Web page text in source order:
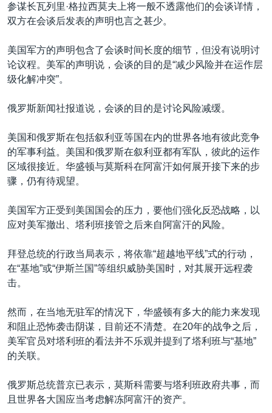
GEN Z 看美国
参谋长瓦列里·格拉西莫夫上将一般不透露他们的会谈详情，
双方在会谈后发表的声明也言之甚少。
美国军方的声明包含了会谈时间长度的细节，但没有说明讨
论议程。美军的声明说，会谈的目的是“减少风险并在运作层
级化解冲突”。
俄罗斯新闻社报道说，会谈的目的是讨论风险减缓。
美国和俄罗斯在包括叙利亚等国在内的世界各地有彼此竞争
的军事利益。美国和俄罗斯在叙利亚都有军队，彼此的运作
区域很接近。华盛顿与莫斯科在阿富汗如何展开接下来的步
骤，仍有待观望。
美国军方正受到美国国会的压力，要他们强化反恐战略，以
应对美军撤出、塔利班接管之后来自阿富汗的风险。
拜登总统的行政当局表示，将依靠“超越地平线”式的行动，
在“基地”或“伊斯兰国”等组织威胁美国时，对其展开远程袭
击。
然而，在当地无驻军的情况下，华盛顿有多大的能力来发现
和阻止恐怖袭击阴谋，目前还不清楚。在20年的战争之后，
美军官员对塔利班的看法并不乐观并提到了塔利班与“基地”
的关联。
俄罗斯总统普京已表示，莫斯科需要与塔利班政府共事，而
且世界各大国应当考虑解冻阿富汗的资产。